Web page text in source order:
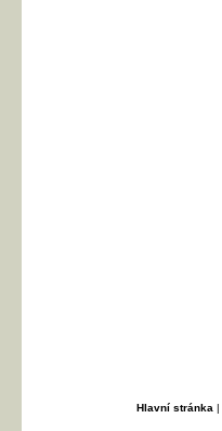
Hlavní stránka |